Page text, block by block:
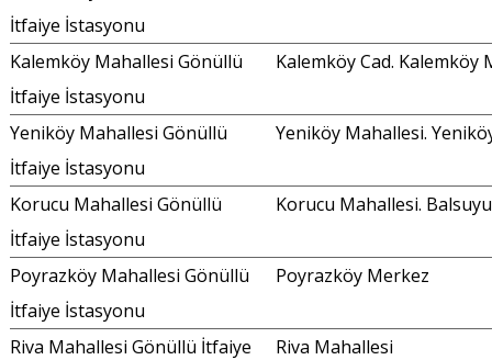
İtfaiye İstasyonu
Kalemköy Mahallesi Gönüllü
İtfaiye İstasyonu
Kalemköy Cad. Kalemköy
Yeniköy Mahallesi Gönüllü
İtfaiye İstasyonu
Yeniköy Mahallesi.
Korucu Mahallesi Gönüllü
İtfaiye İstasyonu
Korucu Mahallesi.
Poyrazköy Mahallesi Gönüllü
İtfaiye İstasyonu
Poyrazköy Merkez
Riva Mahallesi Gönüllü İtfaiye
Riva Mahallesi